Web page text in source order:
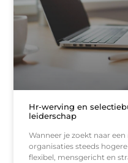
Hr-werving en
leiderschap
Wanneer je zoekt naar
organisaties steeds
flexibel, mensgericht en